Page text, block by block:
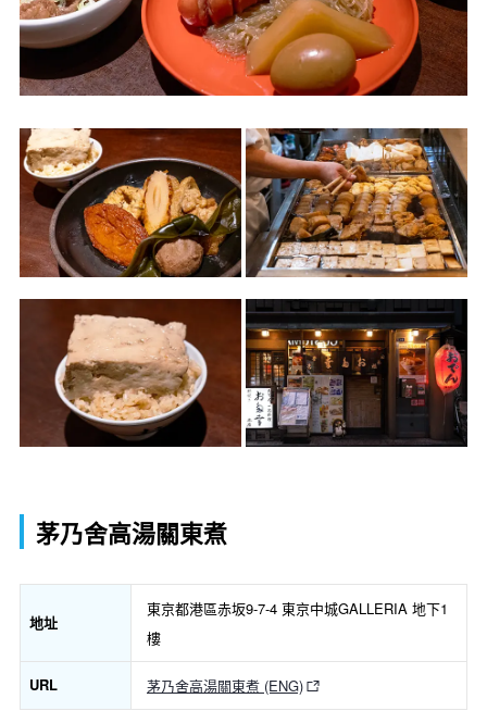
茅乃舍高湯關東煮
地址
東京都港區赤坂9-7-4 東京中城GALLERIA 地下1
樓
URL 茅乃舍高湯關東煮 (ENG)